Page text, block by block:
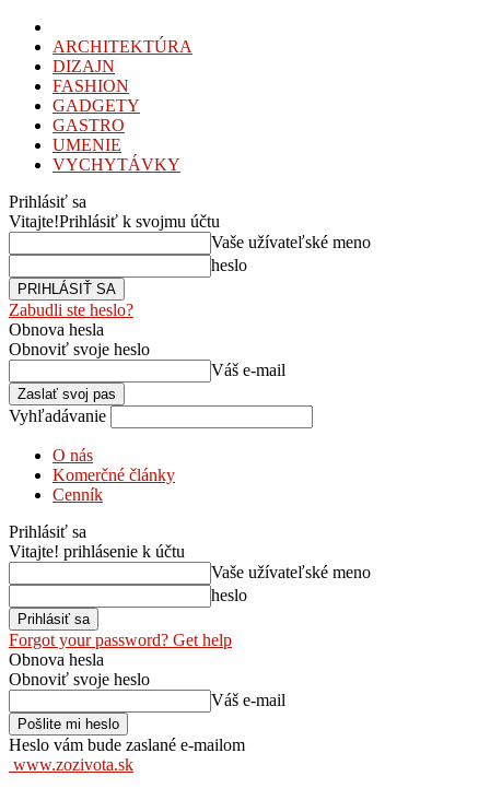
ARCHITEKTÚRA
DIZAJN
FASHION
GADGETY
GASTRO
UMENIE
VYCHYTÁVKY
Prihlásiť sa
Vitajte!Prihlásiť k svojmu účtu
Vaše užívateľské meno
heslo
Zabudli ste heslo?
Obnova hesla
Obnoviť svoje heslo
Váš e-mail
Vyhľadávanie
O nás
Komerčné články
Cenník
Prihlásiť sa
Vitajte! prihlásenie k účtu
Vaše užívateľské meno
heslo
Forgot your password? Get help
Obnova hesla
Obnoviť svoje heslo
Váš e-mail
Heslo vám bude zaslané e-mailom
www.zozivota.sk